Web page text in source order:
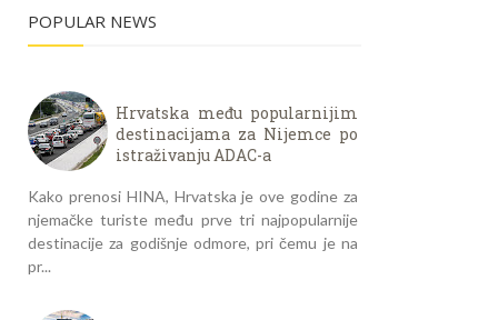
POPULAR NEWS
Hrvatska među popularnijim
destinacijama za Nijemce po
istraživanju ADAC-a
Kako prenosi HINA, Hrvatska je ove godine za
njemačke turiste među prve tri najpopularnije
destinacije za godišnje odmore, pri čemu je na
pr...